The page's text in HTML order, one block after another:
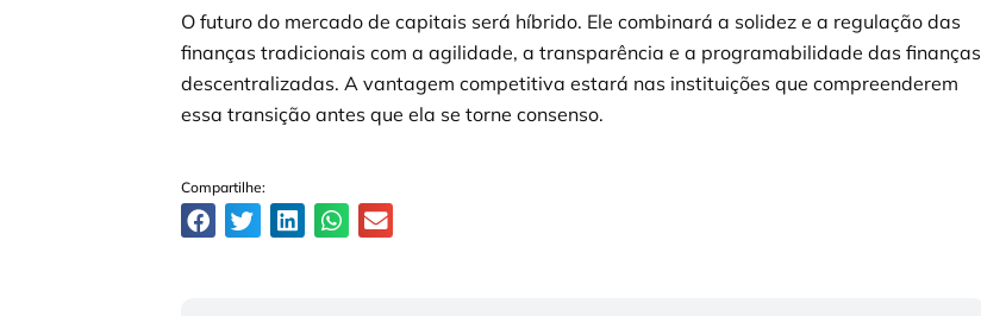
O futuro do mercado de capitais será híbrido. Ele combinará a solidez e a regulação das
finanças tradicionais com a agilidade, a transparência e a programabilidade das finanças
descentralizadas. A vantagem competitiva estará nas instituições que compreenderem
essa transição antes que ela se torne consenso.
Compartilhe: